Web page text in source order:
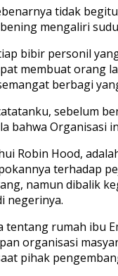
tidak
mengaliri
bibir personil
membuat orang
berbagi
sebelum
bahwa Organisasi
Robin Hood,
terhadap
namun dibalik
negerinya.
tentang rumah ibu
organisasi
pihak